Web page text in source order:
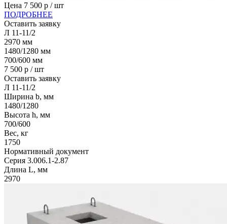
Цена 7 500 р / шт
ПОДРОБНЕЕ
Оставить заявку
Л 11-11/2
2970 мм
1480/1280 мм
700/600 мм
7 500 р / шт
Оставить заявку
Л 11-11/2
Ширина b, мм
1480/1280
Высота h, мм
700/600
Вес, кг
1750
Нормативный документ
Серия 3.006.1-2.87
Длина L, мм
2970